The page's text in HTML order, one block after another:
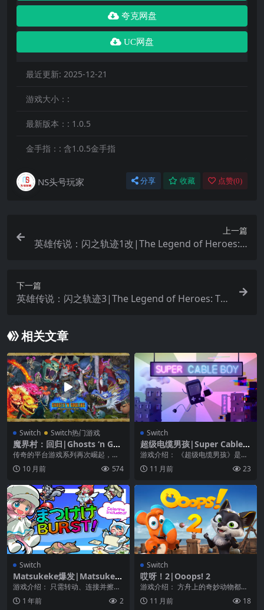
夸克网盘
UC网盘
最近更新: 2025-12-21
游戏大小：:
最新版本：: 1.0.5
金手指：: 含1.0.5金手指
NS头号玩家 分享 收藏 点赞(0)
上一篇
英雄传说：闪之轨迹1改|The Legend of Heroes: T
下一篇
英雄传说：闪之轨迹3|The Legend of Heroes: Tra
相关文章
Switch Switch热门游戏
魔界村：回归|Ghosts ‘n Gob
lins Resurrection中文
传奇的平台游戏系列再次崛起，
《魔界村：复活》标志着英勇的骑
士亚瑟的英雄归来，同时...
10 月前 574
Switch
超级电缆男孩|Super Cable B
oy中文
游戏介绍： 《超级电缆男孩》是一
款复古像素风格的动作冒险游戏，
游戏的画面非常简约...
11 月前 23
Switch
Matsukeke爆发|Matsukek
e Burst
游戏介绍： 只需转动、连接并擦除
即可！！ 一种规则简单的新型竞争
性坠落拼图。 一...
1 年前 2
Switch
哎呀！2|Ooops! 2
游戏介绍： 方舟上的奇妙动物都饿
了。当你为方舟上的一大群野兽做
饭时，你的手已经塞...
11 月前 18